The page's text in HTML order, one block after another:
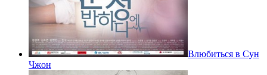
Влюбиться в Сун
Чжон